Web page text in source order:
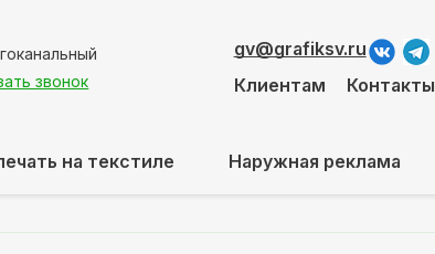
звонок
gv@grafiksv.ru
Клиентам
Контакты
на текстиле Наружная реклама